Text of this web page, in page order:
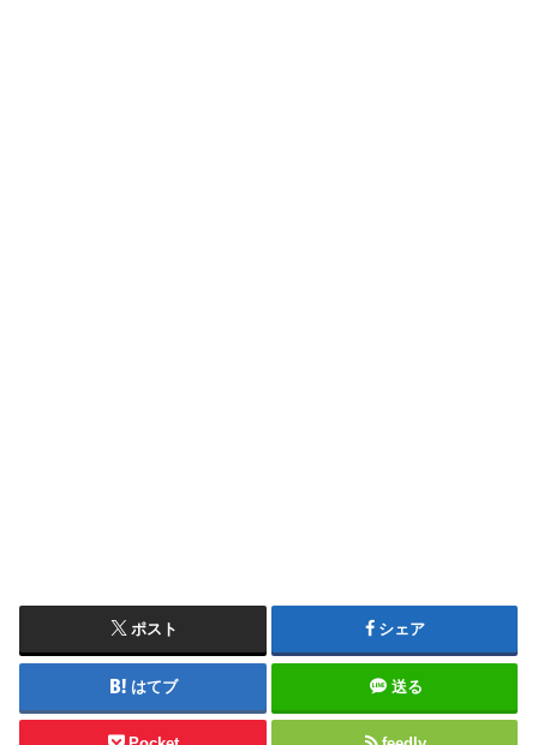
ポスト シェア
はてブ 送る